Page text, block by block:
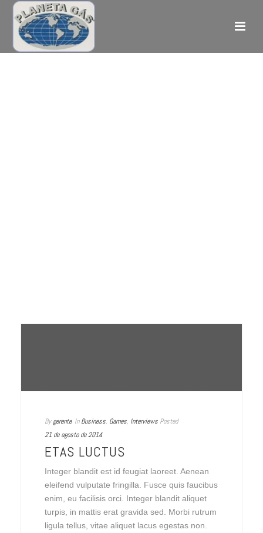
Bygerente InBusiness, Games, Interviews Posted
21 de agosto de 2014
ETAS LUCTUS
Integer blandit est id feugiat laoreet. Aenean
eleifend vulputate fringilla. Fusce quis faucibus
enim, eu facilisis orci. Integer blandit aliquet
turpis, in mattis erat gravida sed. Morbi rutrum
ligula tellus, vitae aliquet lacus egestas non.